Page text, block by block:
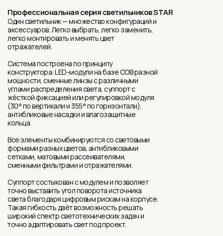
Профессиональная серия светильников STAR
Один светильник — множество конфигураций и
аксессуаров. Легко выбрать, легко заменить,
легко монтировать и менять цвет
отражателей.
Система построена по принципу
конструктора: LED-модули на базе COB разной
мощности, сменные линзы с различными
углами распределения света, суппорт с
жёсткой фиксацией или регулировкой модуля
(30° по вертикали и 355° по горизонтали),
антибликовые насадки и влагозащитные
кольца.
Все элементы комбинируются со световыми
формами разных цветов, антибликовыми
сетками, матовыми рассеивателями,
сменными фильтрами и отражателями.
Суппорт состыкован с модулем и позволяет
точно выставить угол поворота источника
света благодаря цифровым рискам на корпусе.
Такая гибкость даёт возможность решать
широкий спектр светотехнических задач и
точно адаптировать свет под проект.